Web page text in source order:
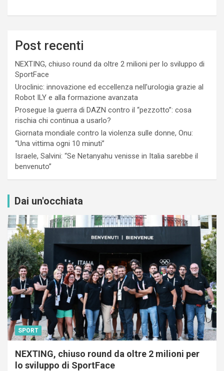
Post recenti
NEXTING, chiuso round da oltre 2 milioni per lo sviluppo di
SportFace
Uroclinic: innovazione ed eccellenza nell’urologia grazie al
Robot ILY e alla formazione avanzata
Prosegue la guerra di DAZN contro il “pezzotto”: cosa
rischia chi continua a usarlo?
Giornata mondiale contro la violenza sulle donne, Onu:
“Una vittima ogni 10 minuti”
Israele, Salvini: “Se Netanyahu venisse in Italia sarebbe il
benvenuto”
Dai un'occhiata
SPORT
NEXTING, chiuso round da oltre 2 milioni per
lo sviluppo di SportFace